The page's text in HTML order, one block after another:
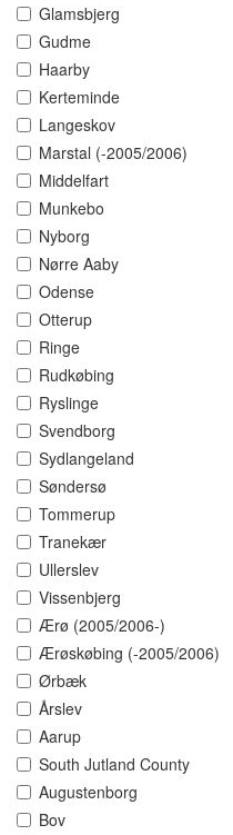
Glamsbjerg
Gudme
Haarby
Kerteminde
Langeskov
Marstal (-2005/2006)
Middelfart
Munkebo
Nyborg
Nørre Aaby
Odense
Otterup
Ringe
Rudkøbing
Ryslinge
Svendborg
Sydlangeland
Søndersø
Tommerup
Tranekær
Ullerslev
Vissenbjerg
Ærø (2005/2006-)
Ærøskøbing (-2005/2006)
Ørbæk
Årslev
Aarup
South Jutland County
Augustenborg
Bov